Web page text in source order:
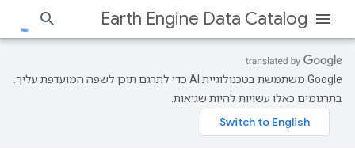
Earth Engine Data Catalog
‫Google משתמשת בטכנולוגיית AI כדי לתרגם תוכן לשפה המועדפת עליך.
בתרגומים כאלו עשויות להיות שגיאות.